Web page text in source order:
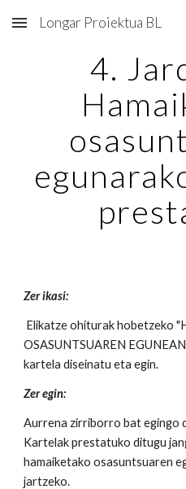
Skip to main content
Longar Proiektua BL
4.
Zer ikasi:
Elikatze ohiturak hobetzeko
OSASUNTSUAREN
kartela diseinatu eta egin.
Zer egin:
Aurrena zirriborro bat egingo
Kartelak prestatuko ditugu
hamaiketako osasuntsuaren
jartzeko.